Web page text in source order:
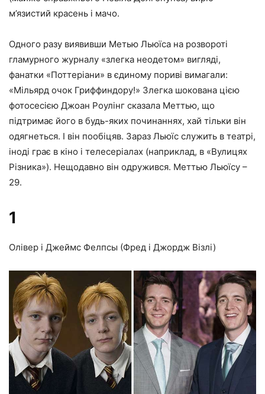
м’язистий красень і мачо.
Одного разу виявивши Метью Льюїса на розвороті
гламурного журналу «злегка неодетом» вигляді,
фанатки «Поттеріани» в єдиному пориві вимагали:
«Мільярд очок Гриффиндору!» Злегка шокована цією
фотосесією Джоан Роулінг сказала Меттью, що
підтримає його в будь-яких починаннях, хай тільки він
одягнеться. І він пообіцяв. Зараз Льюїс служить в театрі,
іноді грає в кіно і телесеріалах (наприклад, в «Вулицях
Різника»). Нещодавно він одружився. Меттью Льюїсу –
29.
1
Олівер і Джеймс Фелпсы (Фред і Джордж Візлі)